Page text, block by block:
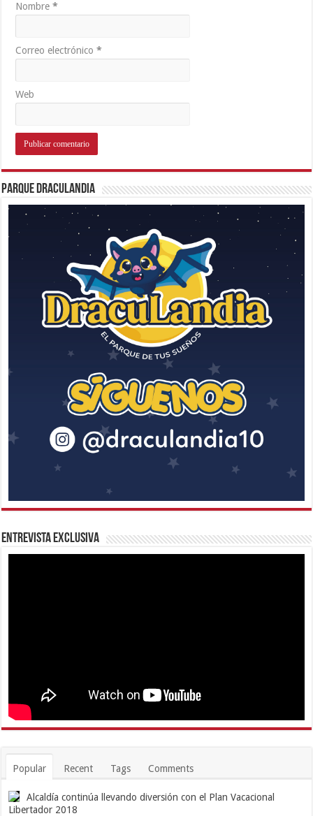
Nombre*
Correo electrónico*
Web
Parque Draculandia
Entrevista Exclusiva
Popular Recent Tags Comments
Alcaldía continúa llevando diversión con el Plan Vacacional
Libertador 2018